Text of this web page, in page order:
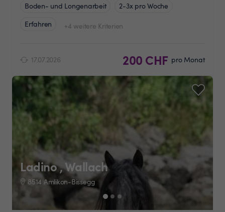
Boden- und Longenarbeit
2-3x pro Woche
Erfahren
+4 weitere Kriterien
17.07.2026 200 CHF pro Monat
Ladino , Wallach
8514 Amlikon-Bissegg